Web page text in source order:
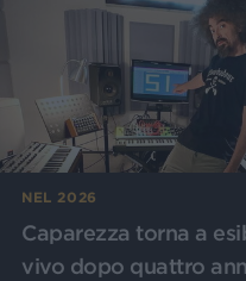
NEL 2026
Caparezza torna a
vivo dopo quattro